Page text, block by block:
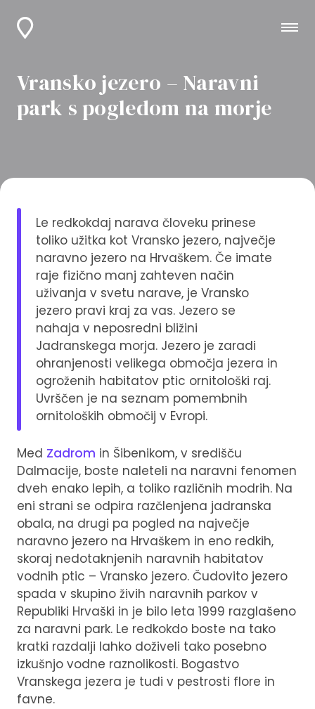
Vransko jezero – Naravni
park s pogledom na morje
Le redkokdaj narava človeku prinese
toliko užitka kot Vransko jezero, največje
naravno jezero na Hrvaškem. Če imate
raje fizično manj zahteven način
uživanja v svetu narave, je Vransko
jezero pravi kraj za vas. Jezero se
nahaja v neposredni bližini
Jadranskega morja. Jezero je zaradi
ohranjenosti velikega območja jezera in
ogroženih habitatov ptic ornitološki raj.
Uvrščen je na seznam pomembnih
ornitoloških območij v Evropi.
Med Zadrom in Šibenikom, v središču
Dalmacije, boste naleteli na naravni fenomen
dveh enako lepih, a toliko različnih modrih. Na
eni strani se odpira razčlenjena jadranska
obala, na drugi pa pogled na največje
naravno jezero na Hrvaškem in eno redkih,
skoraj nedotaknjenih naravnih habitatov
vodnih ptic – Vransko jezero. Čudovito jezero
spada v skupino živih naravnih parkov v
Republiki Hrvaški in je bilo leta 1999 razglašeno
za naravni park. Le redkokdo boste na tako
kratki razdalji lahko doživeli tako posebno
izkušnjo vodne raznolikosti. Bogastvo
Vranskega jezera je tudi v pestrosti flore in
favne.